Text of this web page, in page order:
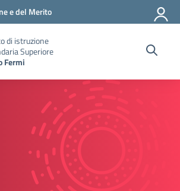
e del Merito
di istruzione
Superiore
Fermi